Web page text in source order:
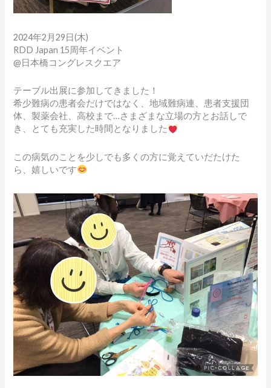
2024年2月29日(木)
RDD Japan 15周年イベント
@日本橋コングレスクエア
テーブル出展に参加してきました！
希少難病の患者会だけではなく、地域難病連、患者支援団
体、製薬会社、高校まで…さまざまな立場の方とお話しで
き、とても充実した時間となりました
この病気のことを少しでも多くの方に覚えていだたけた
ら、嬉しいです